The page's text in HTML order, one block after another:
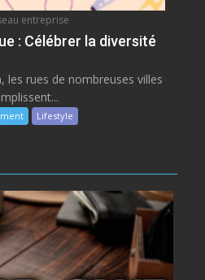
entreprise
: Célébrer la diversité
les rues de nombreuses villes
Lifestyle